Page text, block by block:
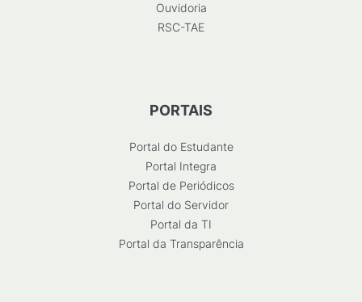
Ouvidoria
RSC-TAE
PORTAIS
Portal do Estudante
Portal Integra
Portal de Periódicos
Portal do Servidor
Portal da TI
Portal da Transparência